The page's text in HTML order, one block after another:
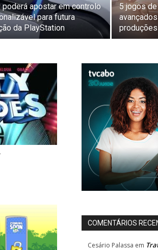
poderá apostar em controlo
para futura
da PlayStation
5 jogos
COMENTÁRIOS
Cesário Palassa em